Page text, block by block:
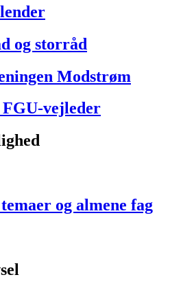
og storråd
Modstrøm
vejleder
og almene fag